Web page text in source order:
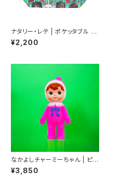
ナタリー・レテ | ポケッタブル ド
ッグス-グリーン | Pocketable
Dogs-GR
¥2,200
なかよしチャーミーちゃん | ピン
ク | ポンポン
¥3,850